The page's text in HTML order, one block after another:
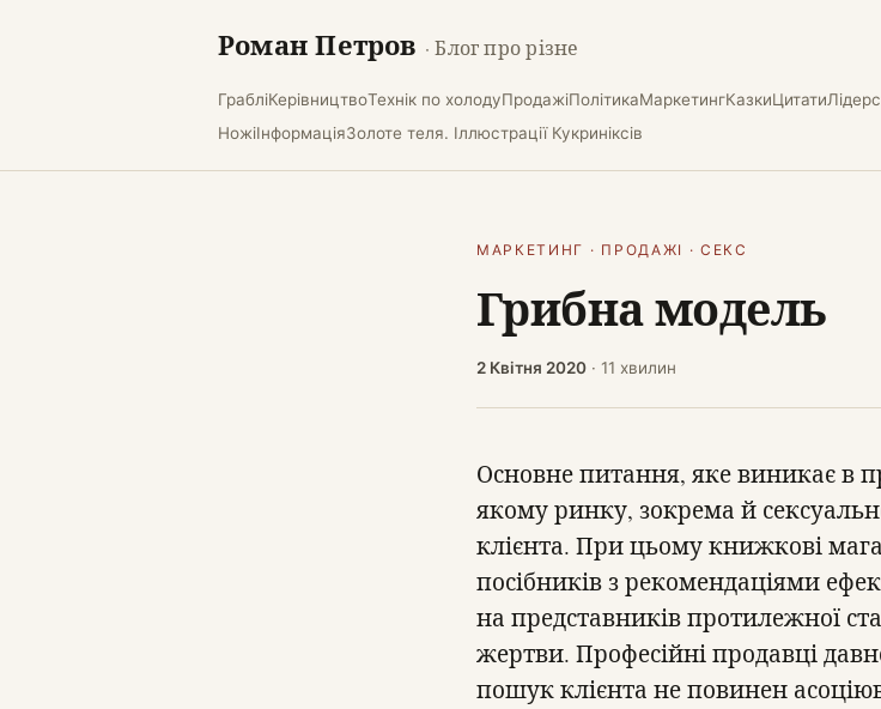
Роман Петров · Блог про різне
ГрабліКерівництвоТехнік по холодуПродажіПолітикаМаркетингКазкиЦитати
НожіІнформаціяЗолоте теля. Іллюстрації Кукриніксів
МАРКЕТИНГ · ПРОДАЖІ · СЕКС
Грибна модель
2 Квітня 2020 · 11 хвилин
Основне питання, яке виникає в
якому ринку, зокрема й
клієнта. При цьому книжкові
посібників з рекомендаціями
на представників протилежної
жертви. Професійні продавці
пошук клієнта не повинен